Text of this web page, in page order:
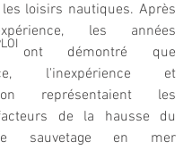
loisirs nautiques. Après
les années
ont démontré que
l'inexpérience et
représentaient les
de la hausse du
sauvetage en mer